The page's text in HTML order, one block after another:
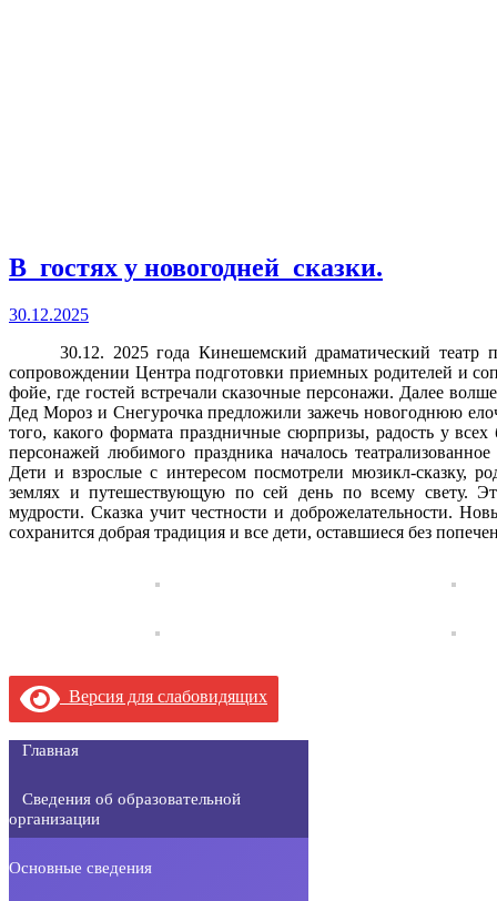
В гостях у новогодней сказки.
30.12.2025
30.12. 2025 года Кинешемский драматический театр
сопровождении Центра подготовки приемных родителей и
фойе, где гостей встречали сказочные персонажи. Далее
Дед Мороз и Снегурочка предложили зажечь новогоднюю
того, какого формата праздничные сюрпризы, радость у
персонажей любимого праздника началось
Дети и взрослые с интересом посмотрели мюзикл-сказку,
землях и путешествующую по сей день по всему свету.
мудрости. Сказка учит честности и доброжелательности.
сохранится добрая традиция и все дети, оставшиеся без
Версия для слабовидящих
Главная
Сведения об образовательной
организации
Основные сведения